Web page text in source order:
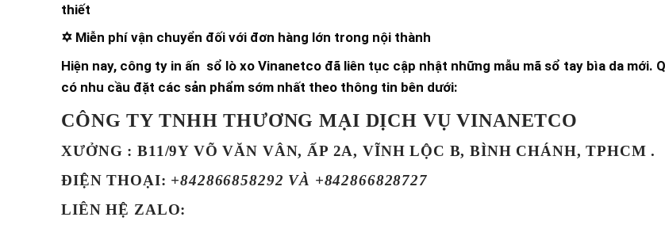
thiết
✡ Miễn phí vận chuyển đối với đơn hàng lớn trong nội thành
Hiện nay, công ty in ấn sổ lò xo Vinanetco đã liên tục cập nhật những mẫu mã sổ tay bìa da mới.
có nhu cầu đặt các sản phẩm sớm nhất theo thông tin bên dưới:
CÔNG TY TNHH THƯƠNG MẠI DỊCH VỤ VINANETCO
XƯỞNG : B11/9Y VÕ VĂN VÂN, ẤP 2A, VĨNH LỘC B, BÌNH CHÁNH, TPHCM .
ĐIỆN THOẠI: +842866858292 VÀ +842866828727
LIÊN HỆ ZALO: